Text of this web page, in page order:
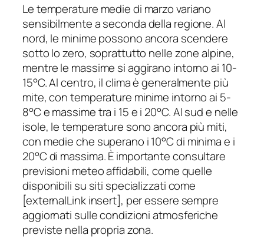
Le temperature medie di marzo variano
sensibilmente a seconda della regione. Al
nord, le minime possono ancora scendere
sotto lo zero, soprattutto nelle zone alpine,
mentre le massime si aggirano intorno ai 10-
15°C. Al centro, il clima è generalmente più
mite, con temperature minime intorno ai 5-
8°C e massime tra i 15 e i 20°C. Al sud e nelle
isole, le temperature sono ancora più miti,
con medie che superano i 10°C di minima e i
20°C di massima. È importante consultare
previsioni meteo affidabili, come quelle
disponibili su siti specializzati come
[externalLink insert], per essere sempre
aggiornati sulle condizioni atmosferiche
previste nella propria zona.